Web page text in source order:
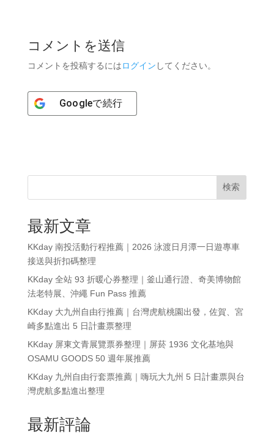
コメントを送信
コメントを投稿するにはログイン してください。
Googleで続行
検索
最新文章
KKday 南投活動行程推薦｜2026 泳渡日月潭一日遊專車
接送與折扣碼整理
KKday 全站 93 折暖心券整理｜釜山通行證、奇美博物館
法老特展、沖繩 Fun Pass 推薦
KKday 大九州自由行推薦｜台灣虎航桃園出發，佐賀、宮
崎多點進出 5 日計畫票整理
KKday 屏東文青展覽票券整理｜屏菸 1936 文化基地與
OSAMU GOODS 50 週年展推薦
KKday 九州自由行套票推薦｜嗨玩大九州 5 日計畫票與台
灣虎航多點進出整理
最新評論